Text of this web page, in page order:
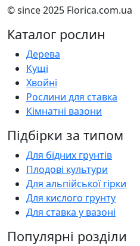
© since 2025 Florica.com.ua
Каталог рослин
Дерева
Кущі
Хвойні
Рослини для ставка
Кімнатні вазони
Підбірки за типом
Для бідних грунтів
Плодові культури
Для альпійської гірки
Для кислого грунту
Для ставка у вазоні
Популярні розділи